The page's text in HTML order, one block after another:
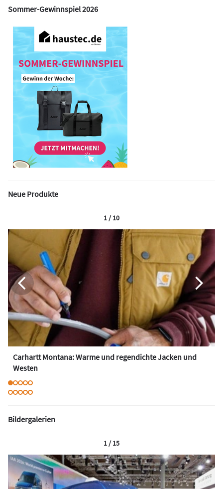
Sommer-Gewinnspiel 2026
Neue Produkte
Carhartt Montana: Warme und regendichte Jacken und
Westen
1 / 10
Bildergalerien
1 / 15